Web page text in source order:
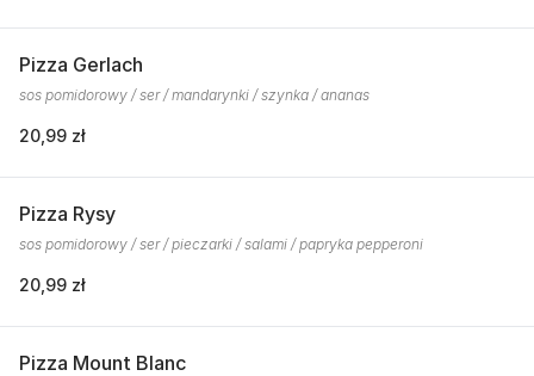
Pizza Gerlach
sos pomidorowy / ser / mandarynki / szynka / ananas
20,99 zł
Pizza Rysy
sos pomidorowy / ser / pieczarki / salami / papryka pepperoni
20,99 zł
Pizza Mount Blanc